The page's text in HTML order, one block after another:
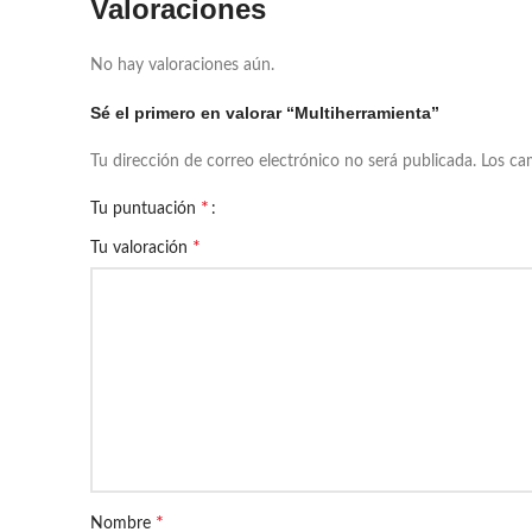
Valoraciones
No hay valoraciones aún.
Sé el primero en valorar “Multiherramienta”
Tu dirección de correo electrónico no será publicada. Los
Tu puntuación *
Tu valoración *
Nombre *